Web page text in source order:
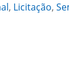
, Licitação,